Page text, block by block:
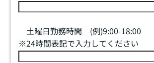
土曜日勤務時間 (例)9:00-18:00
※24時間表記で入力してください